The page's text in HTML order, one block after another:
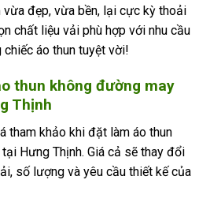
vừa đẹp, vừa bền, lại cực kỳ thoải
chất liệu vải phù hợp với nhu cầu
áo thun tuyệt vời!
thun không đường may
Thịnh
tham khảo khi đặt làm áo thun
Hưng Thịnh. Giá cả sẽ thay đổi
số lượng và yêu cầu thiết kế của